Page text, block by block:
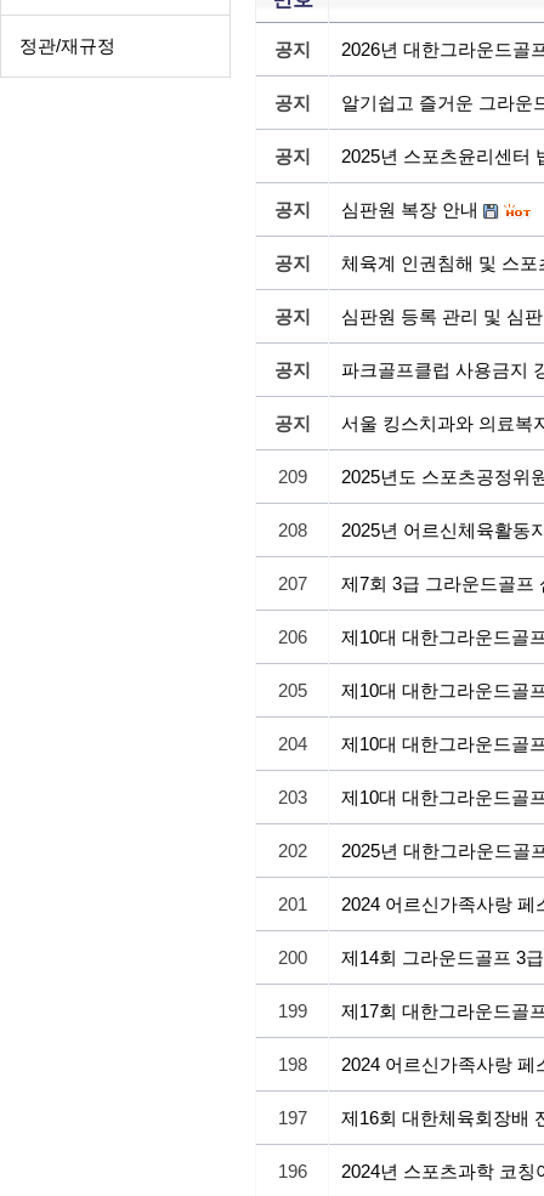
정관/재규정 공지 2026년 대한그라운드골
공지 알기쉽고 즐거운 그라운
공지 2025년 스포츠윤리센터
공지 심판원 복장 안내
공지 체육계 인권침해 및 스
공지 심판원 등록 관리 및 심
공지 파크골프클럽 사용금지
공지 서울 킹스치과와 의료복
209 2025년도 스포츠공정위
208 2025년 어르신체육활동
207 제7회 3급 그라운드골프
206 제10대 대한그라운드골
205 제10대 대한그라운드골
204 제10대 대한그라운드골
203 제10대 대한그라운드골
202 2025년 대한그라운드골
201 2024 어르신가족사랑
200 제14회 그라운드골프 3
199 제17회 대한그라운드골
198 2024 어르신가족사랑
197 제16회 대한체육회장배
196 2024년 스포츠과학 코